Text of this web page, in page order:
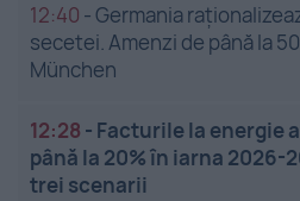
12:40 -Germania
secetei. Amenzi de până la
München
12:28 - Facturile la energie
până la 20% în iarna 2026-
trei scenarii